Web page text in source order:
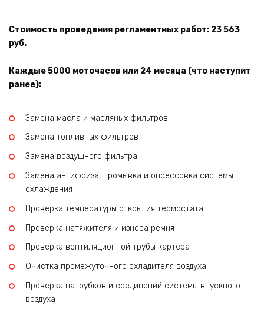
Стоимость проведения регламентных работ: 23 563
руб.
Каждые 5000 моточасов или 24 месяца (что наступит
ранее):
Замена масла и масляных фильтров
Замена топливных фильтров
Замена воздушного фильтра
Замена антифриза, промывка и опрессовка системы
охлаждения
Проверка температуры открытия термостата
Проверка натяжителя и износа ремня
Проверка вентиляционной трубы картера
Очистка промежуточного охладителя воздуха
Проверка патрубков и соединений системы впускного
воздуха